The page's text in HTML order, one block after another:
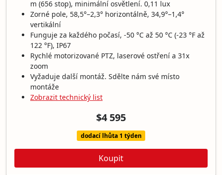
m (656 stop), minimální osvětlení. 0,11 lux
Zorné pole, 58,5°–2,3° horizontálně, 34,9°–1,4°
vertikální
Funguje za každého počasí, -50 °C až 50 °C (-23 °F až
122 °F), IP67
Rychlé motorizované PTZ, laserové ostření a 31x
zoom
Vyžaduje další montáž. Sdělte nám své místo
montáže
Zobrazit technický list
$4 595
dodací lhůta 1 týden
Koupit